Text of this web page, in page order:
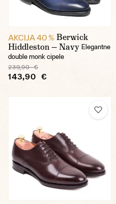
AKCIJA 40 % Berwick
Hiddleston — Navy Elegantne
double monk cipele
239,90 €
143,90 €